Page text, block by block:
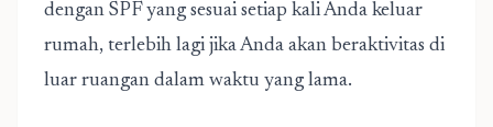
dengan SPF yang sesuai setiap kali Anda keluar
rumah, terlebih lagi jika Anda akan beraktivitas di
luar ruangan dalam waktu yang lama.